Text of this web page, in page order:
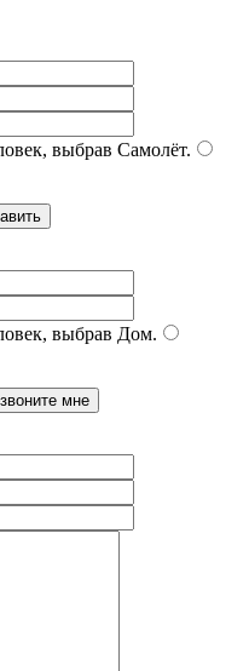
выбрав Самолёт.
выбрав Дом.